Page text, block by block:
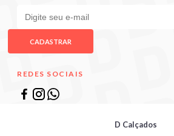
CADASTRAR
REDES SOCIAIS
D Calçados